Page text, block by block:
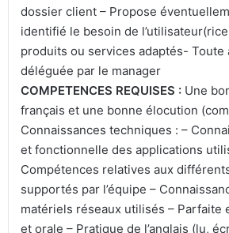
dossier client – Propose
identifié le besoin de
produits ou services adaptés- Toute
déléguée par le manager
COMPETENCES REQUISES : Une
français et une bonne élocution
Connaissances techniques : –
et fonctionnelle des applications
Compétences relatives aux
supportés par l’équipe –
matériels réseaux utilisés – Parfaite
et orale – Pratique de l’anglais (lu,